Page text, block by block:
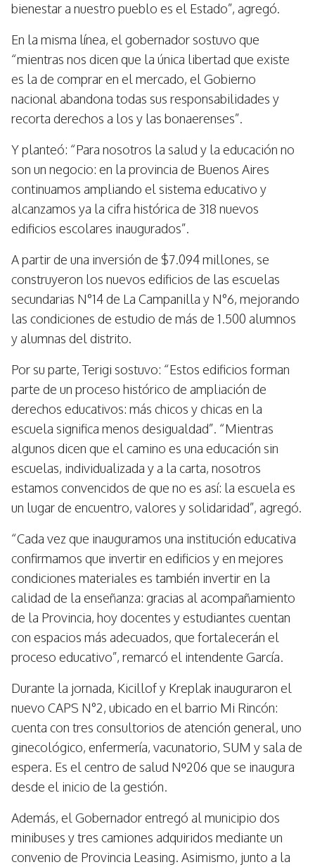
bienestar a nuestro pueblo es el Estado”, agregó.
En la misma línea, el gobernador sostuvo que
“mientras nos dicen que la única libertad que existe
es la de comprar en el mercado, el Gobierno
nacional abandona todas sus responsabilidades y
recorta derechos a los y las bonaerenses”.
Y planteó: “Para nosotros la salud y la educación no
son un negocio: en la provincia de Buenos Aires
continuamos ampliando el sistema educativo y
alcanzamos ya la cifra histórica de 318 nuevos
edificios escolares inaugurados”.
A partir de una inversión de $7.094 millones, se
construyeron los nuevos edificios de las escuelas
secundarias N°14 de La Campanilla y N°6, mejorando
las condiciones de estudio de más de 1.500 alumnos
y alumnas del distrito.
Por su parte, Terigi sostuvo: “Estos edificios forman
parte de un proceso histórico de ampliación de
derechos educativos: más chicos y chicas en la
escuela significa menos desigualdad”. “Mientras
algunos dicen que el camino es una educación sin
escuelas, individualizada y a la carta, nosotros
estamos convencidos de que no es así: la escuela es
un lugar de encuentro, valores y solidaridad”, agregó.
“Cada vez que inauguramos una institución educativa
confirmamos que invertir en edificios y en mejores
condiciones materiales es también invertir en la
calidad de la enseñanza: gracias al acompañamiento
de la Provincia, hoy docentes y estudiantes cuentan
con espacios más adecuados, que fortalecerán el
proceso educativo”, remarcó el intendente García.
Durante la jornada, Kicillof y Kreplak inauguraron el
nuevo CAPS N°2, ubicado en el barrio Mi Rincón:
cuenta con tres consultorios de atención general, uno
ginecológico, enfermería, vacunatorio, SUM y sala de
espera. Es el centro de salud Nº206 que se inaugura
desde el inicio de la gestión.
Además, el Gobernador entregó al municipio dos
minibuses y tres camiones adquiridos mediante un
convenio de Provincia Leasing. Asimismo, junto a la